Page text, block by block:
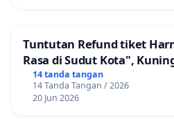
Tuntutan Refund tiket
Rasa di Sudut Kota",
14 tanda tangan
14 Tanda Tangan / 2026
20 Jun 2026